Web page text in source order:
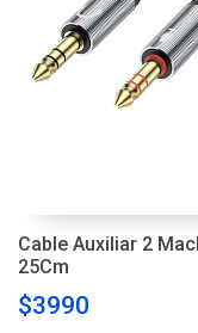
Cable Auxiliar 2
25Cm
$3990